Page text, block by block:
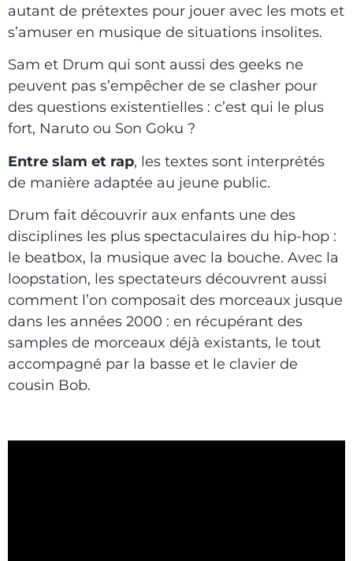
autant de prétextes pour jouer avec les mots et
s’amuser en musique de situations insolites.
Sam et Drum qui sont aussi des geeks ne
peuvent pas s’empêcher de se clasher pour
des questions existentielles : c’est qui le plus
fort, Naruto ou Son Goku ?
Entre slam et rap, les textes sont interprétés
de manière adaptée au jeune public.
Drum fait découvrir aux enfants une des
disciplines les plus spectaculaires du hip-hop :
le beatbox, la musique avec la bouche. Avec la
loopstation, les spectateurs découvrent aussi
comment l’on composait des morceaux jusque
dans les années 2000 : en récupérant des
samples de morceaux déjà existants, le tout
accompagné par la basse et le clavier de
cousin Bob.